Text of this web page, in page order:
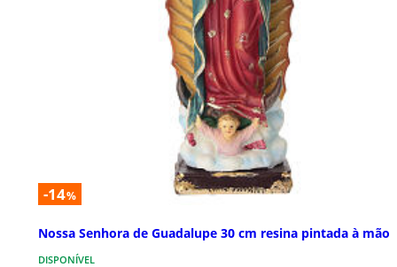
-14%
Nossa Senhora de Guadalupe 30 cm resina pintada à mão
DISPONÍVEL